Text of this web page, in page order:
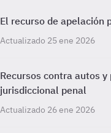
El recurso de apelación
Actualizado 25 ene 2026
Recursos contra autos
jurisdiccional penal
Actualizado 26 ene 2026